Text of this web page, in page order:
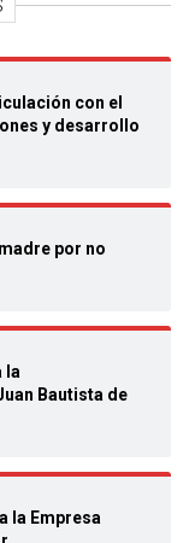
con el
y desarrollo
por no
la
Bautista de
la Empresa